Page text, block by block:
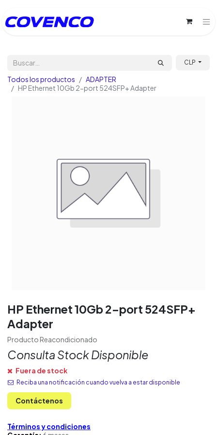
CLP
Todos los productos
ADAPTER
HP Ethernet 10Gb 2-port 524SFP+ Adapter
HP Ethernet 10Gb 2-port 524SFP+
Adapter
Producto Reacondicionado
Consulta Stock Disponible
Fuera de stock
Reciba una notificación cuando vuelva a estar disponible
Contáctenos
Términos y condiciones